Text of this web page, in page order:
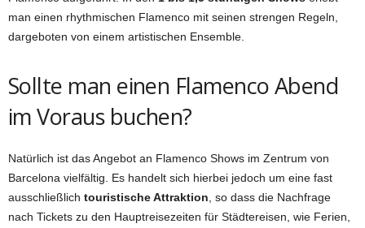
man einen rhythmischen Flamenco mit seinen strengen Regeln,
dargeboten von einem artistischen Ensemble.
Sollte man einen Flamenco Abend
im Voraus buchen?
Natürlich ist das Angebot an Flamenco Shows im Zentrum von
Barcelona vielfältig. Es handelt sich hierbei jedoch um eine fast
ausschließlich touristische Attraktion , so dass die Nachfrage
nach Tickets zu den Hauptreisezeiten für Städtereisen, wie Ferien,